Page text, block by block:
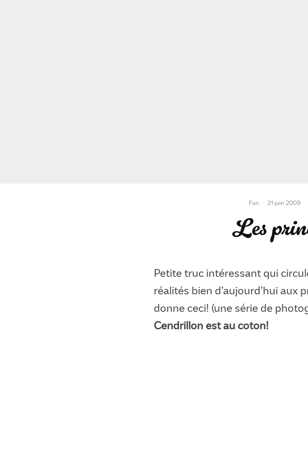
Fun · 21 juin 2009 ·
Les
Petite truc intéressant qui
réalités bien d’aujourd’hui aux
donne ceci! (une série de
Cendrillon est au coton!